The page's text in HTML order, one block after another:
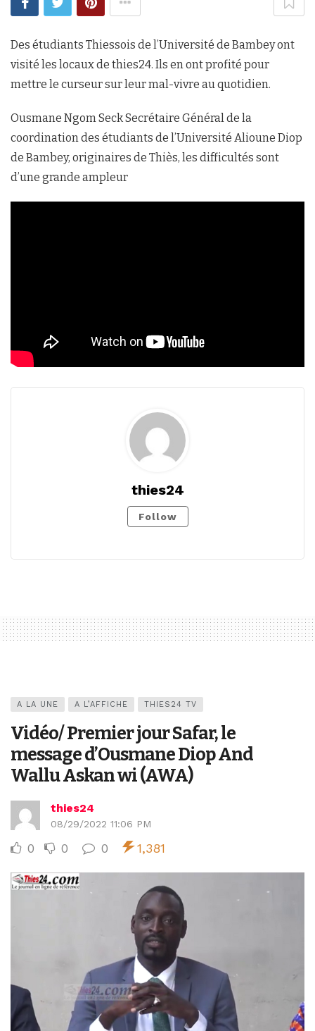
Des étudiants Thiessois de l’Université de Bambey ont
visité les locaux de thies24. Ils en ont profité pour
mettre le curseur sur leur mal-vivre au quotidien.
Ousmane Ngom Seck Secrétaire Général de la
coordination des étudiants de l’Université Alioune Diop
de Bambey, originaires de Thiès, les difficultés sont
d’une grande ampleur
thies24
Follow
A LA UNE A L’AFFICHE THIES24 TV
Vidéo/ Premier jour Safar, le
message d’Ousmane Diop And
Wallu Askan wi (AWA)
thies24
08/29/2022 11:06 PM
0 0 0 1,381